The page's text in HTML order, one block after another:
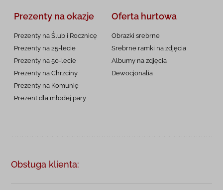
Prezenty na okazje
Prezenty na Ślub i Rocznicę
Prezenty na 25-lecie
Prezenty na 50-lecie
Prezenty na Chrzciny
Prezenty na Komunię
Prezent dla młodej pary
Oferta hurtowa
Obrazki srebrne
Srebrne ramki na zdjęcia
Albumy na zdjęcia
Dewocjonalia
Obsługa klienta: